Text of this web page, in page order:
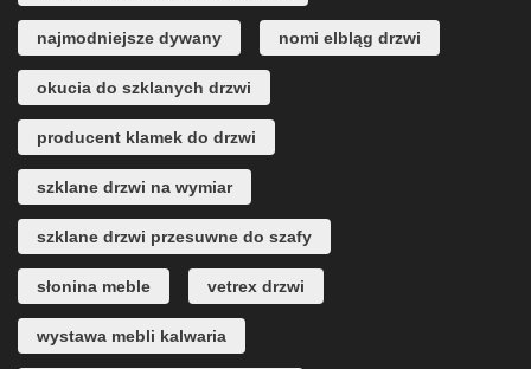
najmodniejsze dywany nomi elbląg drzwi
okucia do szklanych drzwi
producent klamek do drzwi
szklane drzwi na wymiar
szklane drzwi przesuwne do szafy
słonina meble vetrex drzwi
wystawa mebli kalwaria